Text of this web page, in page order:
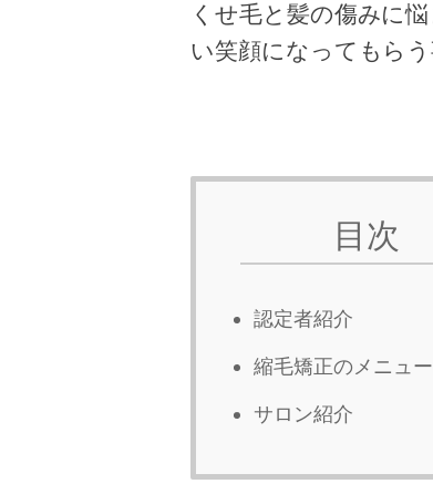
くせ毛と髪の傷みに
い笑顔になってもら
目次
認定者紹介
縮毛矯正のメニュ
サロン紹介